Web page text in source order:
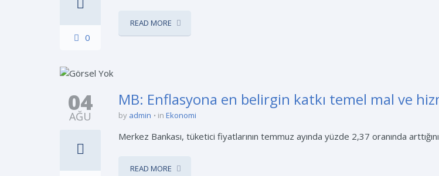
0
READ MORE
04
AĞU
MB: Enflasyona en belirgin katkı temel mal ve
by admin in Ekonomi
Merkez Bankası, tüketici fiyatlarının temmuz ayında yüzde 2,37 oranında
READ MORE